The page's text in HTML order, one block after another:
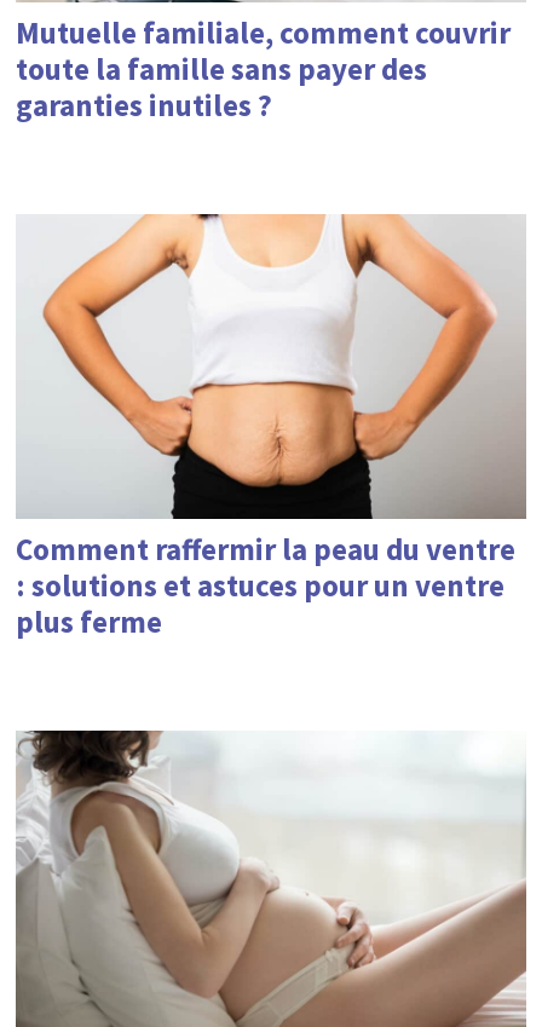
Mutuelle familiale, comment couvrir
toute la famille sans payer des
garanties inutiles ?
Comment raffermir la peau du ventre
: solutions et astuces pour un ventre
plus ferme